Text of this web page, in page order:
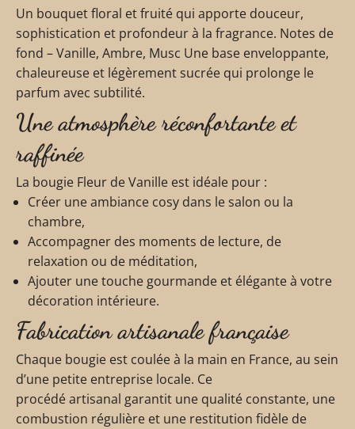
Un bouquet floral et fruité qui apporte douceur,
sophistication et profondeur à la fragrance. Notes de
fond – Vanille, Ambre, Musc Une base enveloppante,
chaleureuse et légèrement sucrée qui prolonge le
parfum avec subtilité.
Une atmosphère réconfortante et
raffinée
La bougie Fleur de Vanille est idéale pour :
Créer une ambiance cosy dans le salon ou la
chambre,
Accompagner des moments de lecture, de
relaxation ou de méditation,
Ajouter une touche gourmande et élégante à votre
décoration intérieure.
Fabrication artisanale française
Chaque bougie est coulée à la main en France, au sein
d’une petite entreprise locale. Ce
procédé artisanal garantit une qualité constante, une
combustion régulière et une restitution fidèle de